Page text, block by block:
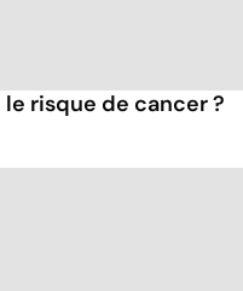
risque de cancer ?